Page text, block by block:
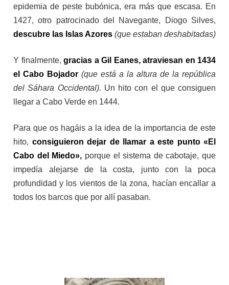
epidemia de peste bubónica, era más que escasa. En
1427, otro patrocinado del Navegante, Diogo Silves,
descubre las Islas Azores (que estaban deshabitadas)
Y finalmente, gracias a Gil Eanes, atraviesan en 1434
el Cabo Bojador (que está a la altura de la república
del Sáhara Occidental). Un hito con el que consiguen
llegar a Cabo Verde en 1444.
Para que os hagáis a la idea de la importancia de este
hito, consiguieron dejar de llamar a este punto «El
Cabo del Miedo», porque el sistema de cabotaje, que
impedía alejarse de la costa, junto con la poca
profundidad y los vientos de la zona, hacían encallar a
todos los barcos que por allí pasaban.